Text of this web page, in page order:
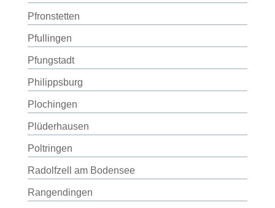
Pfronstetten
Pfullingen
Pfungstadt
Philippsburg
Plochingen
Plüderhausen
Poltringen
Radolfzell am Bodensee
Rangendingen